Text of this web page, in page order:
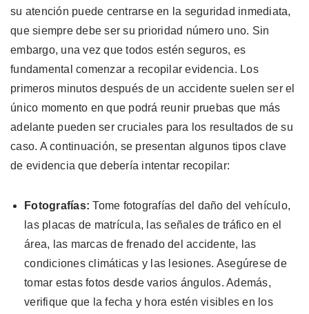
su atención puede centrarse en la seguridad inmediata,
que siempre debe ser su prioridad número uno. Sin
embargo, una vez que todos estén seguros, es
fundamental comenzar a recopilar evidencia. Los
primeros minutos después de un accidente suelen ser el
único momento en que podrá reunir pruebas que más
adelante pueden ser cruciales para los resultados de su
caso. A continuación, se presentan algunos tipos clave
de evidencia que debería intentar recopilar:
Fotografías: Tome fotografías del daño del vehículo,
las placas de matrícula, las señales de tráfico en el
área, las marcas de frenado del accidente, las
condiciones climáticas y las lesiones. Asegúrese de
tomar estas fotos desde varios ángulos. Además,
verifique que la fecha y hora estén visibles en los